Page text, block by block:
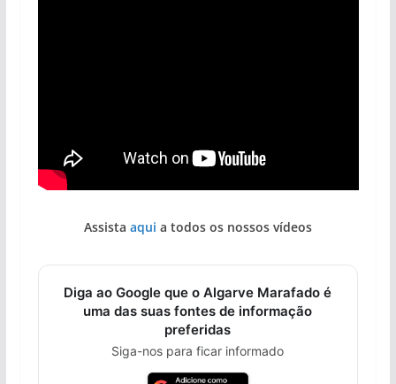
Assista aqui a todos os nossos vídeos
Diga ao Google que o Algarve Marafado é
uma das suas fontes de informação
preferidas
Siga-nos para ficar informado